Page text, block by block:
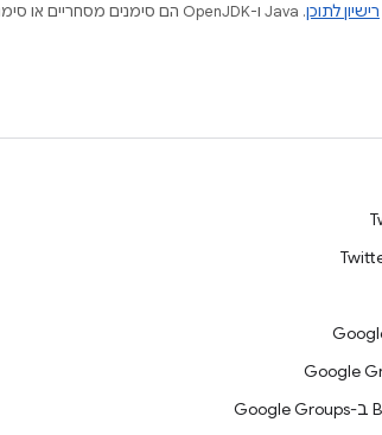
רישיון לתוכן